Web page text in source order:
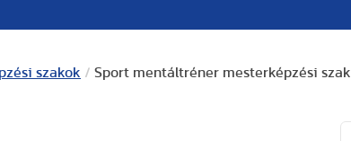
szakok / Sport mentáltréner mesterképzési szak